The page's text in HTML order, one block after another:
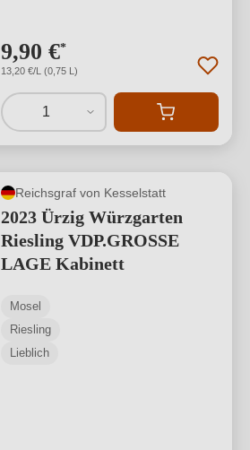
9,90 €*
13,20 €/L (0,75 L)
1
Reichsgraf von Kesselstatt
2023 Ürzig Würzgarten
Riesling VDP.GROSSE
LAGE Kabinett
Mosel
Riesling
Lieblich